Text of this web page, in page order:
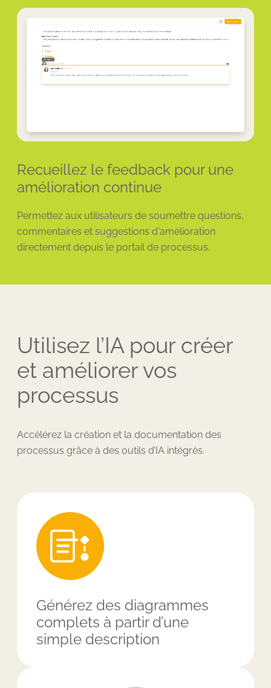
Recueillez le feedback pour une
amélioration continue
Permettez aux utilisateurs de soumettre questions,
commentaires et suggestions d'amélioration
directement depuis le portail de processus.
Utilisez l’IA pour créer
et améliorer vos
processus
Accélérez la création et la documentation des
processus grâce à des outils d’IA intégrés.
Générez des diagrammes
complets à partir d’une
simple description